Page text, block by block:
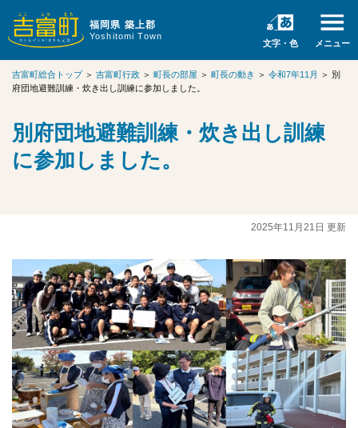
福岡県 築上郡
Yoshitomi Town
文字・色 メニュー
吉富町総合トップ＞ 吉富町行政 ＞ 町長の部屋 ＞ 町長の動き ＞ 令和7年11月 ＞ 別
府団地避難訓練・炊き出し訓練に参加しました。
別府団地避難訓練・炊き出し訓練
に参加しました。
2025年11月21日 更新